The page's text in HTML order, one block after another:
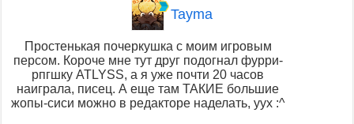
Tayma
Простенькая почеркушка с моим игровым
персом. Короче мне тут друг подогнал фурри-
рпгшку ATLYSS, а я уже почти 20 часов
наиграла, писец. А еще там ТАКИЕ большие
жопы-сиси можно в редакторе наделать, уух :^